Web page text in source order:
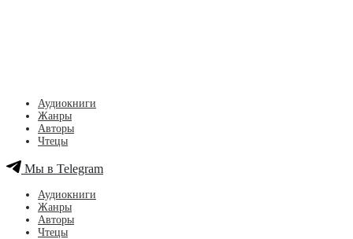
Аудиокниги
Жанры
Авторы
Чтецы
Мы в Telegram
Аудиокниги
Жанры
Авторы
Чтецы